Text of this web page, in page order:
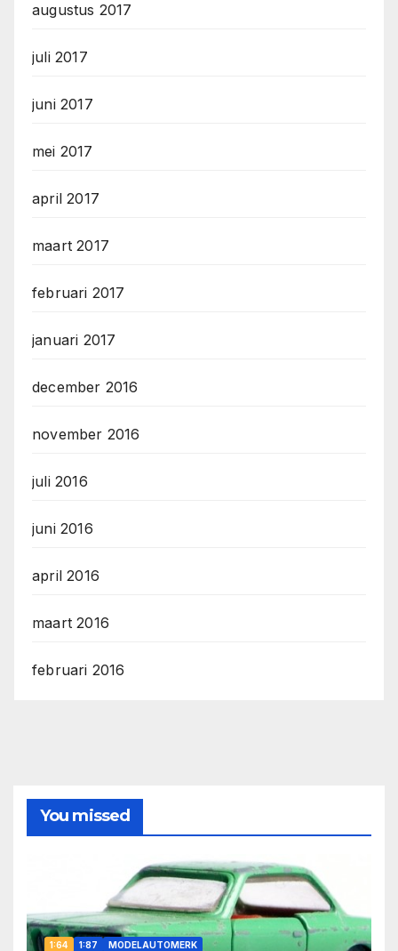
augustus 2017
juli 2017
juni 2017
mei 2017
april 2017
maart 2017
februari 2017
januari 2017
december 2016
november 2016
juli 2016
juni 2016
april 2016
maart 2016
februari 2016
You missed
1:64 1:87 MODELAUTOMERK